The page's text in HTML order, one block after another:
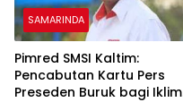
SAMARINDA
Pimred SMSI Kaltim:
Pencabutan Kartu Pers
Preseden Buruk bagi Iklim